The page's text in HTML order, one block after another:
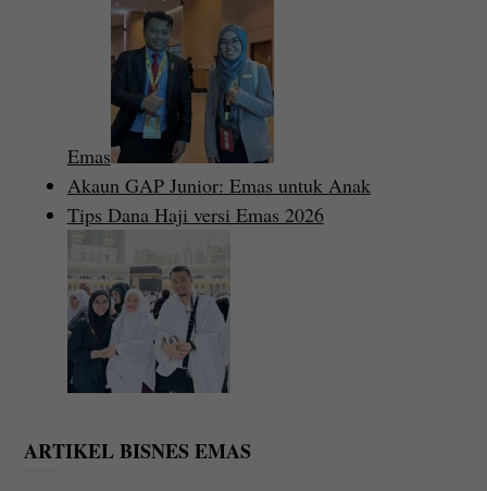
Emas
Akaun GAP Junior: Emas untuk Anak
Tips Dana Haji versi Emas 2026
ARTIKEL BISNES EMAS